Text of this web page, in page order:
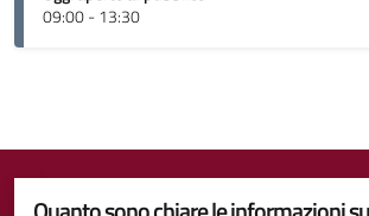
09:00 - 13:30